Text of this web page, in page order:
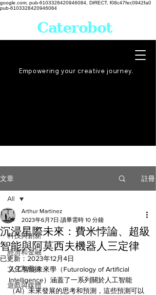
google.com, pub-6103328420946084, DIRECT, f08c47fec0942fa0
pub-6103328420946084
Empowering your creative journey.
Caterobot
文章 註冊
All
科技與創新
經濟和金融
文化和藝術
遊戲與媒體
All
沉浸星際未來：費米悖論、超級
智能與阿莫西夫機器人三定律
Arthur Martinez
2023年6月7日 讀畢需時 10 分鐘
已更新： 2023年12月4日
人工智能未來學（Futurology of Artificial
Intelligence）涵蓋了一系列關於人工智能
（AI）未來發展的思考和預測，這些預測可以